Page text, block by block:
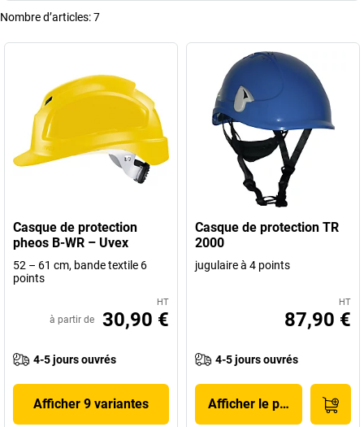
+Afficher plus
Nombre d’articles:7
Casque de protection
pheos B-WR – Uvex
52 – 61 cm, bande textile 6
points
HT
à partir de 30,90 €
4-5 jours ouvrés
Afficher 9 variantes
Casque de protection TR
2000
jugulaire à 4 points
HT
87,90 €
4-5 jours ouvrés
Afficher le produit